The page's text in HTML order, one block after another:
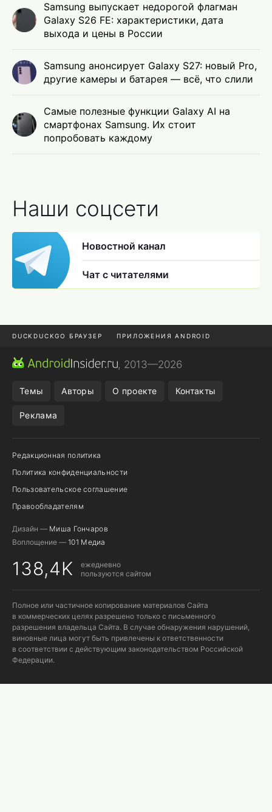
Samsung выпускает недорогой флагман
Galaxy S26 FE: характеристики, дата
выхода и цены в России
Samsung анонсирует Galaxy S27: новый Pro,
другие камеры и батарея — всё, что слили
Самые полезные функции Galaxy AI на
смартфонах Samsung. Их стоит
попробовать каждому
Наши соцсети
Новостной канал
Чат с читателями
DUCKDUCKGO БРАУЗЕР ПРИЛОЖЕНИЯ ANDROID
CHROME БРАУЗЕР
, 2013—2026
Темы Авторы О проекте Контакты
Реклама
Редакционная политика
Политика конфиденциальности
Пользовательское соглашение
Правообладателям
Дизайн — Миша Гончаров
Воплощение — 101 Медиа
138,4K
ежедневно
пользуются сайтом
Полное или частичное копирование материалов Сайта
в коммерческих целях разрешено только с письменного
разрешения владельца Сайта. В случае обнаружения нарушений,
виновные лица могут быть привлечены к ответственности
в соответствии с действующим законодательством Российской
Федерации.